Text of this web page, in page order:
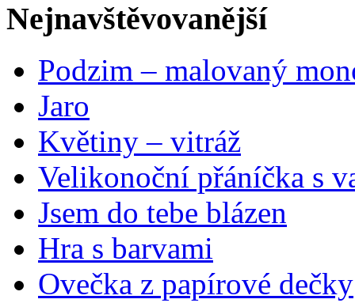
Nejnavštěvovanější
Podzim – malovaný
Jaro
Květiny – vitráž
Velikonoční přáníčka s
Jsem do tebe blázen
Hra s barvami
Ovečka z papírové dečky